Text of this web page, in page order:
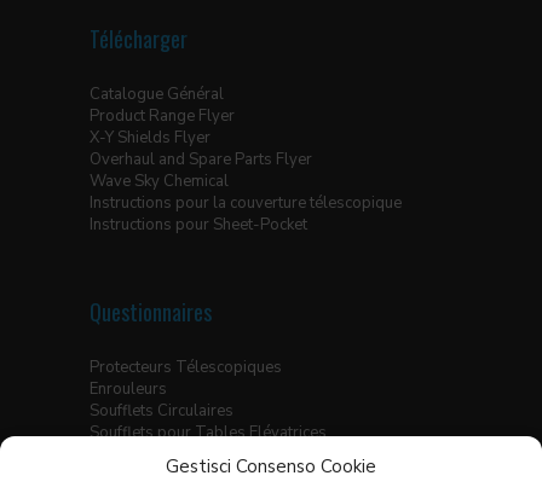
Gestisci Consenso Cookie
Télécharger
Catalogue Général
Product Range Flyer
X-Y Shields Flyer
Overhaul and Spare Parts Flyer
Wave Sky Chemical
Instructions pour la couverture télescopique
Instructions pour Sheet-Pocket
Questionnaires
Protecteurs Télescopiques
Enrouleurs
Soufflets Circulaires
Soufflets pour Tables Elévatrices
Soufflets Thermo-Soudés
Soufflets Plats Cousus